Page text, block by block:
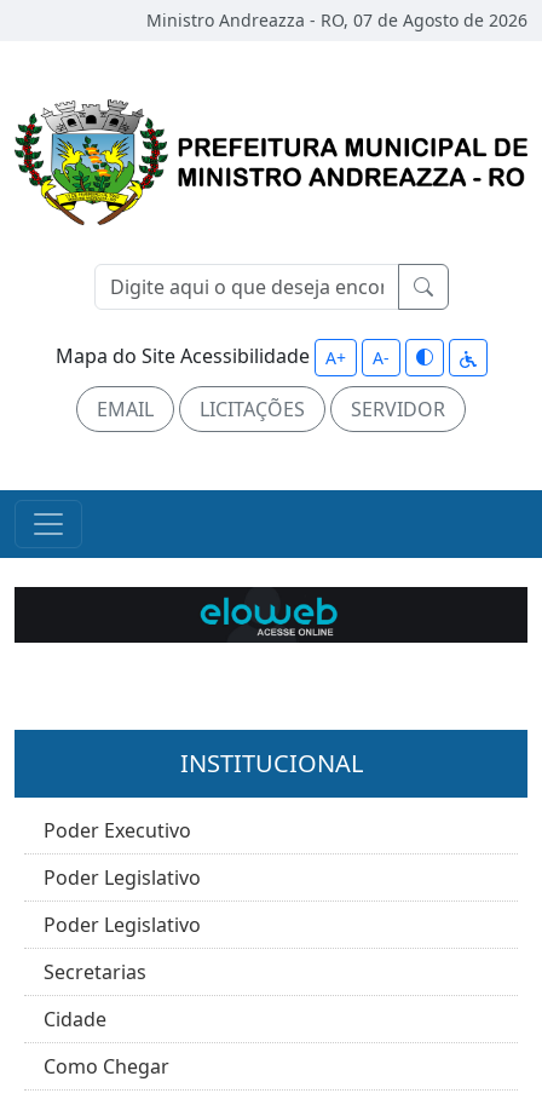
Ministro Andreazza - RO, 07 de Agosto de 2026
Mapa do SiteAcessibilidade A+ A-
EMAIL LICITAÇÕES SERVIDOR
INSTITUCIONAL
Poder Executivo
Poder Legislativo
Poder Legislativo
Secretarias
Cidade
Como Chegar